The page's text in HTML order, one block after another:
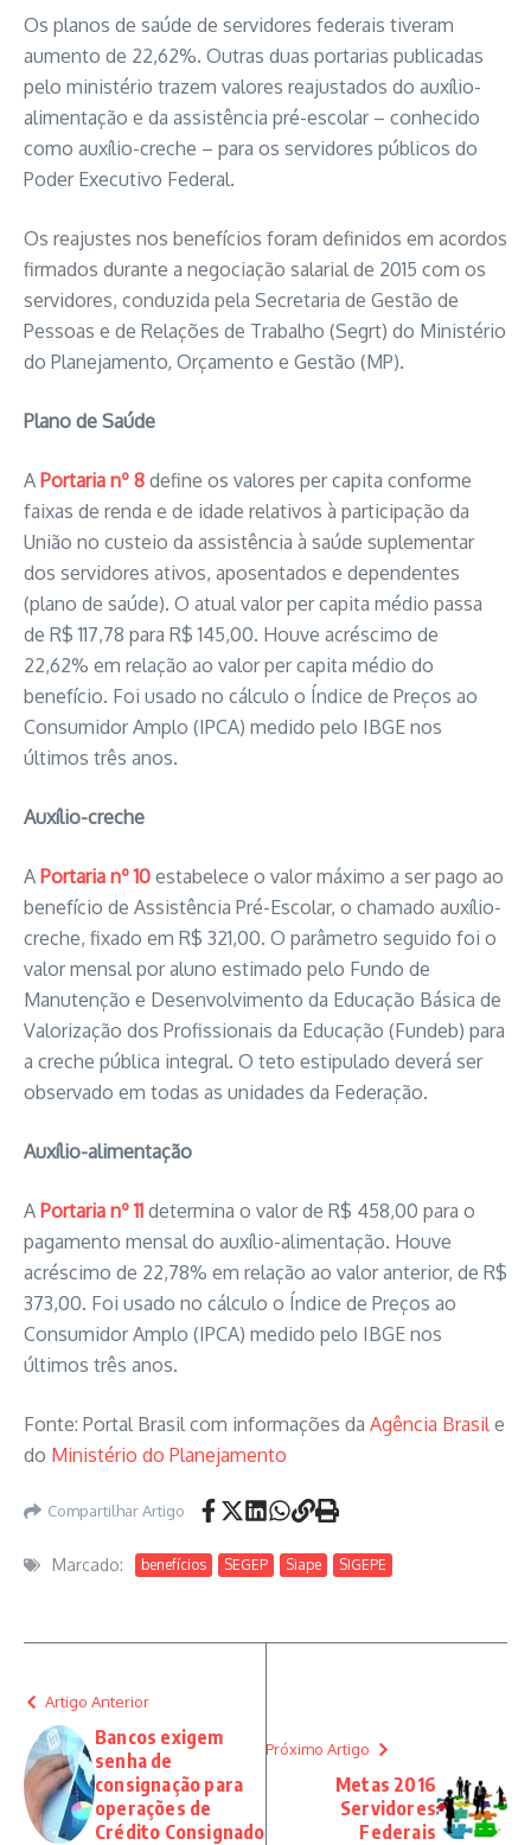
Os planos de saúde de servidores federais tiveram
aumento de 22,62%. Outras duas portarias publicadas
pelo ministério trazem valores reajustados do auxílio-
alimentação e da assistência pré-escolar – conhecido
como auxílio-creche – para os servidores públicos do
Poder Executivo Federal.
Os reajustes nos benefícios foram definidos em acordos
firmados durante a negociação salarial de 2015 com os
servidores, conduzida pela Secretaria de Gestão de
Pessoas e de Relações de Trabalho (Segrt) do Ministério
do Planejamento, Orçamento e Gestão (MP).
Plano de Saúde
A Portaria nº 8 define os valores per capita conforme
faixas de renda e de idade relativos à participação da
União no custeio da assistência à saúde suplementar
dos servidores ativos, aposentados e dependentes
(plano de saúde). O atual valor per capita médio passa
de R$ 117,78 para R$ 145,00. Houve acréscimo de
22,62% em relação ao valor per capita médio do
benefício. Foi usado no cálculo o Índice de Preços ao
Consumidor Amplo (IPCA) medido pelo IBGE nos
últimos três anos.
Auxílio-creche
A Portaria nº 10 estabelece o valor máximo a ser pago ao
benefício de Assistência Pré-Escolar, o chamado auxílio-
creche, fixado em R$ 321,00. O parâmetro seguido foi o
valor mensal por aluno estimado pelo Fundo de
Manutenção e Desenvolvimento da Educação Básica de
Valorização dos Profissionais da Educação (Fundeb) para
a creche pública integral. O teto estipulado deverá ser
observado em todas as unidades da Federação.
Auxílio-alimentação
A Portaria nº 11 determina o valor de R$ 458,00 para o
pagamento mensal do auxílio-alimentação. Houve
acréscimo de 22,78% em relação ao valor anterior, de R$
373,00. Foi usado no cálculo o Índice de Preços ao
Consumidor Amplo (IPCA) medido pelo IBGE nos
últimos três anos.
Fonte: Portal Brasil com informações da Agência Brasile
do Ministério do Planejamento
Compartilhar Artigo
Marcado: benefícios SEGEP Siape SIGEPE
Artigo Anterior
Bancos exigem
senha de
consignação para
operações de
Crédito Consignado
Próximo Artigo
Metas 2016
Servidores
Federais